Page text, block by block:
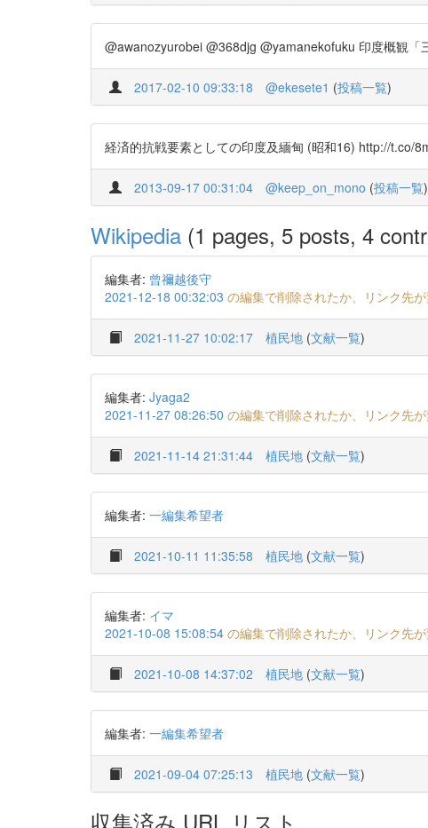
@awanozyurobei @368djg @yamanekofuku 印度概観
2017-02-10 09:33:18 @ekesete1 (投稿一覧)
経済的抗戦要素としての印度及緬甸 (昭和16) http://t.co/
2013-09-17 00:31:04 @keep_on_mono (投稿一覧)
Wikipedia (1 pages, 5 posts, 4
編集者: 曾禰越後守
2021-12-18 00:32:03 の編集で削除されたか、リンク先
2021-11-27 10:02:17 植民地 (文献一覧)
編集者: Jyaga2
2021-11-27 08:26:50 の編集で削除されたか、リンク先
2021-11-14 21:31:44 植民地 (文献一覧)
編集者: 一編集希望者
2021-10-11 11:35:58 植民地 (文献一覧)
編集者: イマ
2021-10-08 15:08:54 の編集で削除されたか、リンク先
2021-10-08 14:37:02 植民地 (文献一覧)
編集者: 一編集希望者
2021-09-04 07:25:13 植民地 (文献一覧)
収集済み URL リスト